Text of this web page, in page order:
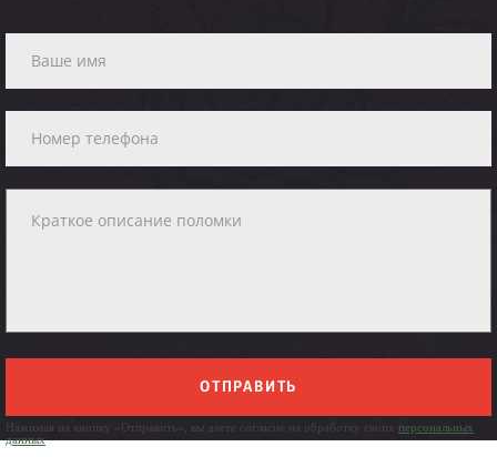
ОТПРАВИТЬ
Нажимая на кнопку «Отправить», вы даете согласие на обработку своих персональных
данных